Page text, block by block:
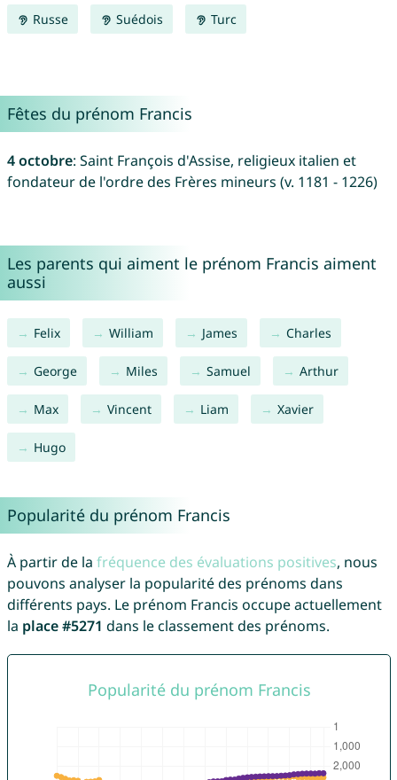
Russe Suédois Turc
Fêtes du prénom Francis
4 octobre: Saint François d'Assise, religieux italien et
fondateur de l'ordre des Frères mineurs (v. 1181 - 1226)
Les parents qui aiment le prénom Francis aiment
aussi
Felix William James Charles
George Miles Samuel Arthur
Max Vincent Liam Xavier
Hugo
Popularité du prénom Francis
À partir de la fréquence des évaluations positives, nous
pouvons analyser la popularité des prénoms dans
différents pays. Le prénom Francis occupe actuellement
la place #5271 dans le classement des prénoms.